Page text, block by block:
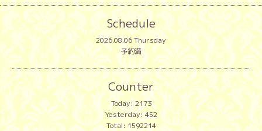
Schedule
2026.08.06 Thursday
予約満
Counter
Today:2173
Yesterday:452
Total:1592214